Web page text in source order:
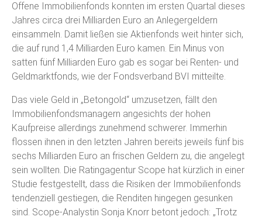
Offene Immobilienfonds konnten im ersten Quartal dieses
Jahres circa drei Milliarden Euro an Anlegergeldern
einsammeln. Damit ließen sie Aktienfonds weit hinter sich,
die auf rund 1,4 Milliarden Euro kamen. Ein Minus von
satten fünf Milliarden Euro gab es sogar bei Renten- und
Geldmarktfonds, wie der Fondsverband BVI mitteilte.
Das viele Geld in „Betongold“ umzusetzen, fällt den
Immobilienfondsmanagern angesichts der hohen
Kaufpreise allerdings zunehmend schwerer. Immerhin
flossen ihnen in den letzten Jahren bereits jeweils fünf bis
sechs Milliarden Euro an frischen Geldern zu, die angelegt
sein wollten. Die Ratingagentur Scope hat kürzlich in einer
Studie festgestellt, dass die Risiken der Immobilienfonds
tendenziell gestiegen, die Renditen hingegen gesunken
sind. Scope-Analystin Sonja Knorr betont jedoch: „Trotz